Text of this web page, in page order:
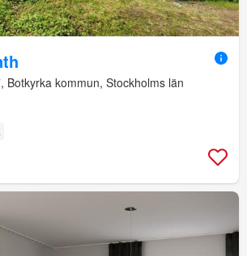
Botkyrka kommun, Stockholms län